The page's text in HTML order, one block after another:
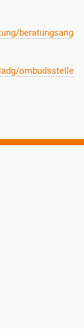
beratungsang
ombudsstelle